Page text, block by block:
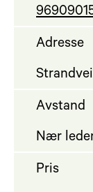
Adresse
Avstand
Nær
Pris